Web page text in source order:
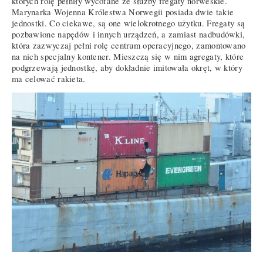
Marynarka Wojenna Królestwa Norwegii posiada dwie takie
jednostki. Co ciekawe, są one wielokrotnego użytku. Fregaty są
pozbawione napędów i innych urządzeń, a zamiast nadbudówki,
która zazwyczaj pełni rolę centrum operacyjnego, zamontowano
na nich specjalny kontener. Mieszczą się w nim agregaty, które
podgrzewają jednostkę, aby dokładnie imitowała okręt, w który
ma celować rakieta.